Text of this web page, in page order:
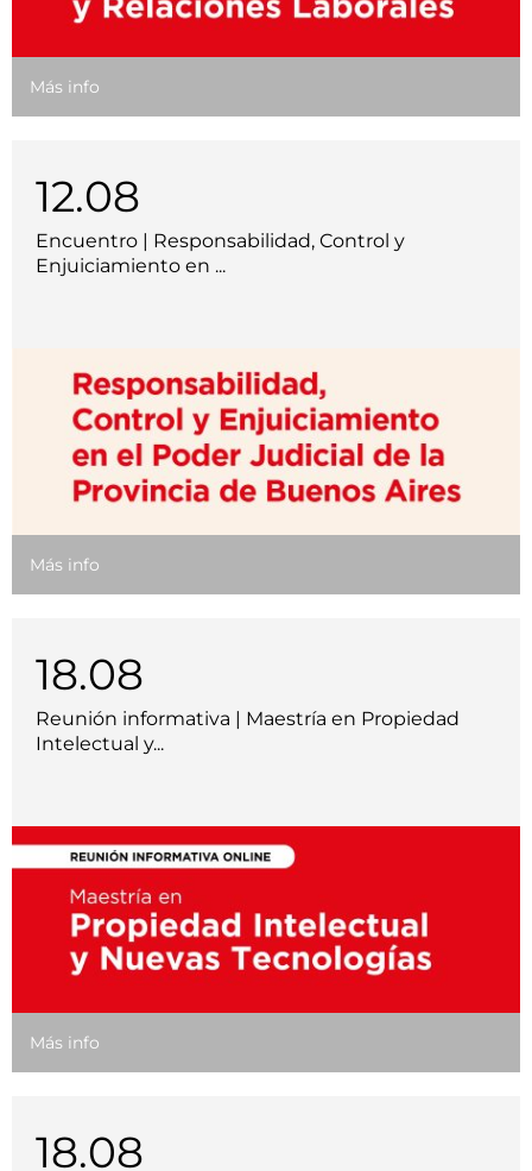
Más info
12.08
Encuentro | Responsabilidad, Control y
Enjuiciamiento en ...
Más info
18.08
Reunión informativa | Maestría en Propiedad
Intelectual y...
Más info
18.08